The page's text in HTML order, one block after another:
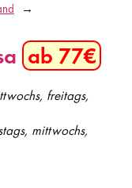
ab 77€
freitags,
mittwochs,